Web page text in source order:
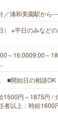
／浦和美園駅から
） ※平日のみなど
～16:0009:00～
■開始日の相談OK
1500円～1875円 /
者以上：時給1600